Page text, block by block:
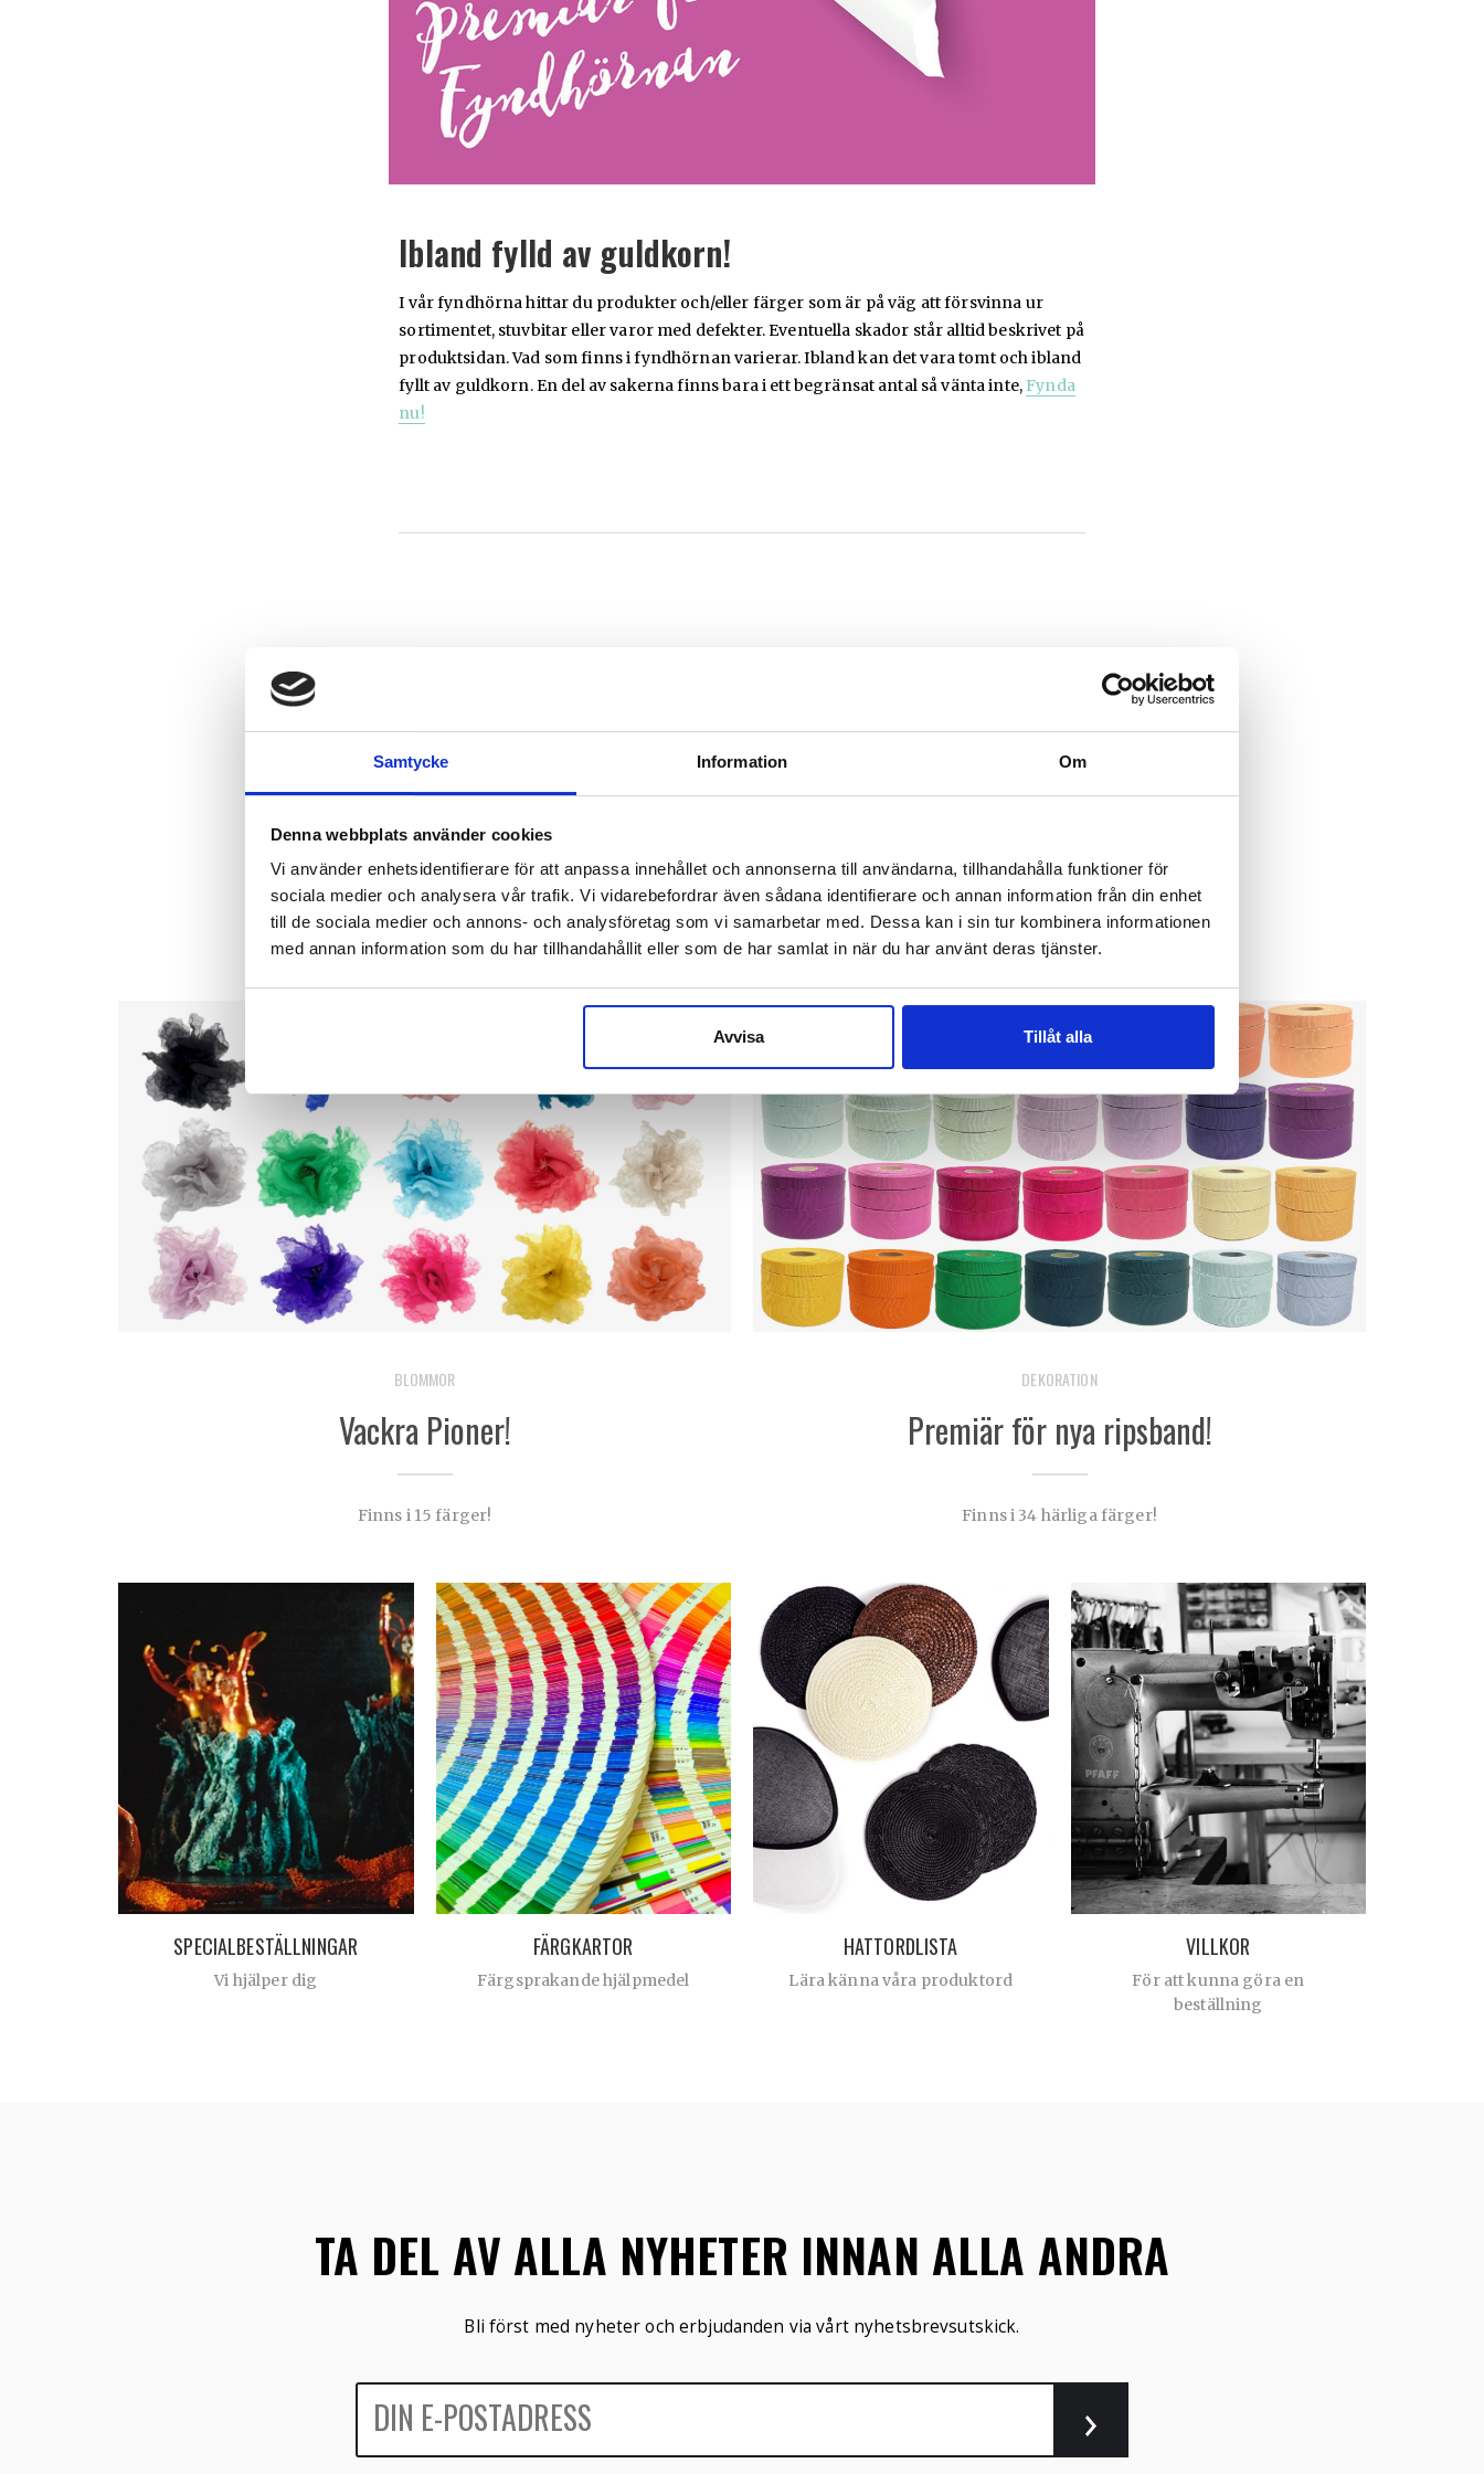
Samtycke Information Om
Denna webbplats använder cookies
Vi använder enhetsidentifierare för att anpassa innehållet och annonserna till användarna, tillhandahålla funktioner för
sociala medier och analysera vår trafik. Vi vidarebefordrar även sådana identifierare och annan information från din enhet
till de sociala medier och annons- och analysföretag som vi samarbetar med. Dessa kan i sin tur kombinera informationen
med annan information som du har tillhandahållit eller som de har samlat in när du har använt deras tjänster.
Avvisa Tillåt alla
Ibland fylld av guldkorn!
I vår fyndhörna hittar du produkter och/eller färger som är på väg att försvinna ur
sortimentet, stuvbitar eller varor med defekter. Eventuella skador står alltid beskrivet på
produktsidan. Vad som finns i fyndhörnan varierar. Ibland kan det vara tomt och ibland
fyllt av guldkorn. En del av sakerna finns bara i ett begränsat antal så vänta inte, Fynda
nu!
Föregående
inlägg:
Fiffiga medhjälpare
Nästa
inlägg:
Triss i fjäderpil
BLOMMOR
Vackra Pioner!
Finns i 15 färger!
DEKORATION
Premiär för nya ripsband!
Finns i 34 härliga färger!
SPECIALBESTÄLLNINGAR
Vi hjälper dig
FÄRGKARTOR
Färgsprakande hjälpmedel
HATTORDLISTA
Lära känna våra produktord
VILLKOR
För att kunna göra en
beställning
TA DEL AV ALLA NYHETER INNAN ALLA ANDRA
Bli först med nyheter och erbjudanden via vårt nyhetsbrevsutskick.